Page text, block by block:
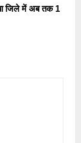
जिले में अब तक 1